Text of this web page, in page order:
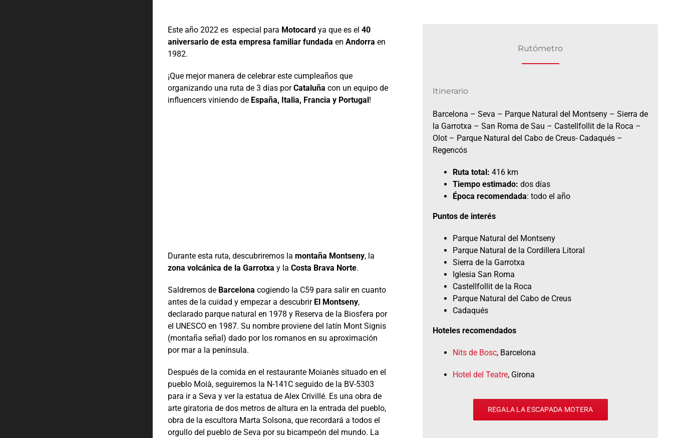
Este año 2022 es especial para Motocardya que es el 40
aniversario de esta empresa familiar fundada en Andorra en
1982.
¡Que mejor manera de celebrar este cumpleaños que
organizando una ruta de 3 días porCataluña con un equipo de
influencers viniendo de España, Italia, Francia y Portugal!
Durante esta ruta, descubriremos la montaña Montseny, la
zona volcánica de la Garrotxa y la Costa Brava Norte.
Saldremos de Barcelona cogiendo la C59 para salir en cuanto
antes de la cuidad y empezar a descubrir El Montseny,
declarado parque natural en 1978 y Reserva de la Biosfera por
el UNESCO en 1987. Su nombre proviene del latín Mont Signis
(montaña señal) dado por los romanos en su aproximación
por mar a la península.
Después de la comida en el restaurante Moianès situado en el
pueblo Moià, seguiremos la N-141C seguido de la BV-5303
para ir a Seva y ver la estatua de Alex Crivillé. Es una obra de
arte giratoria de dos metros de altura en la entrada del pueblo,
obra de la escultora Marta Solsona, que recordará a todos el
orgullo del pueblo de Seva por su bicampeón del mundo. La
Rutómetro
Itinerario
Barcelona – Seva – Parque Natural del Montseny – Sierra de
la Garrotxa – San Roma de Sau – Castellfollit de la Roca –
Olot – Parque Natural del Cabo de Creus- Cadaqués –
Regencós
Ruta total: 416 km
Tiempo estimado:dos días
Época recomendada: todo el año
Puntos de interés
Parque Natural del Montseny
Parque Natural de la Cordillera Litoral
Sierra de la Garrotxa
Iglesia San Roma
Castellfollit de la Roca
Parque Natural del Cabo de Creus
Cadaqués
Hoteles recomendados
Nits de Bosc, Barcelona
Hotel del Teatre, Girona
REGALA LA ESCAPADA MOTERA